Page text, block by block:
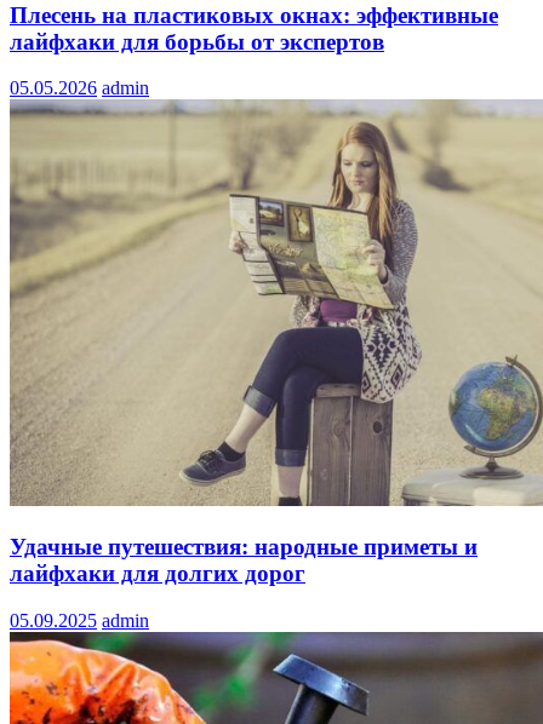
Плесень на пластиковых окнах: эффективные
лайфхаки для борьбы от экспертов
05.05.2026 admin
Удачные путешествия: народные приметы и
лайфхаки для долгих дорог
05.09.2025 admin